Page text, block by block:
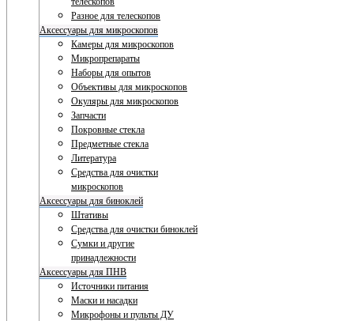
Разное для телескопов
Аксессуары для микроскопов
Камеры для микроскопов
Микропрепараты
Наборы для опытов
Объективы для микроскопов
Окуляры для микроскопов
Запчасти
Покровные стекла
Предметные стекла
Литература
Средства для очистки
микроскопов
Аксессуары для биноклей
Штативы
Средства для очистки биноклей
Сумки и другие
принадлежности
Аксессуары для ПНВ
Источники питания
Маски и насадки
Микрофоны и пульты ДУ